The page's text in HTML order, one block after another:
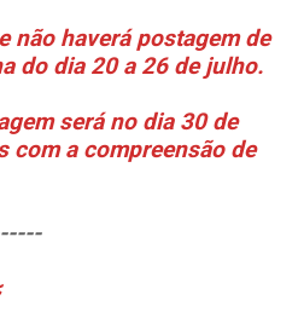
não haverá postagem de
do dia 20 a 26 de julho.
será no dia 30 de
com a compreensão de